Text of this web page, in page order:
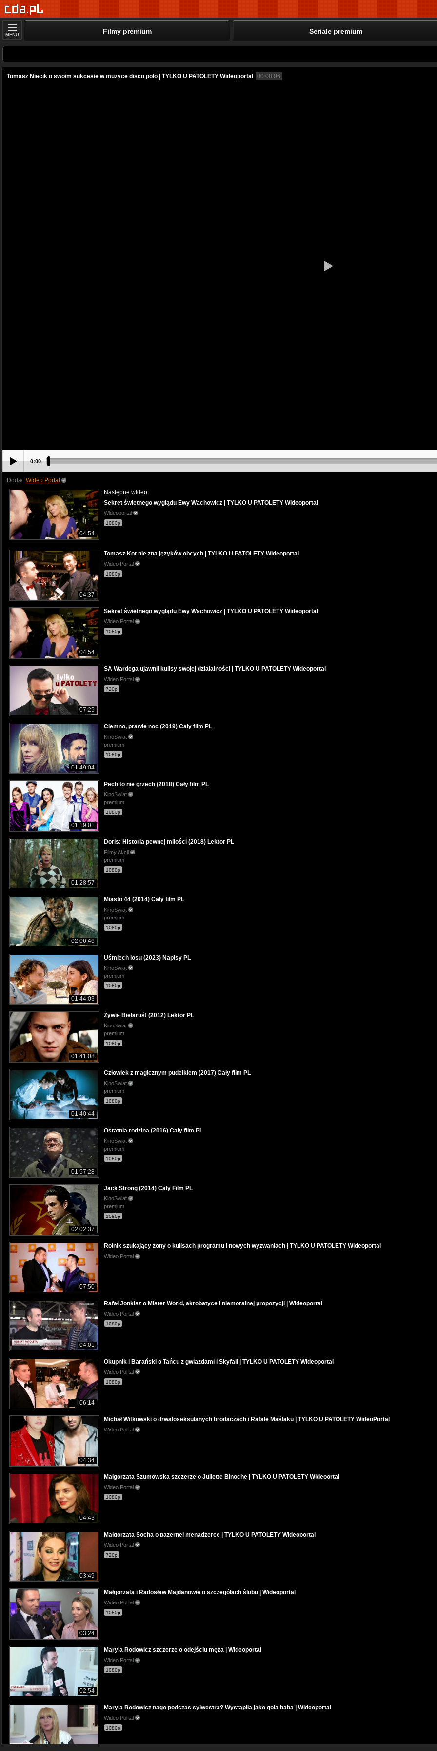
MENU Filmy premium Seriale premium
Tomasz Niecik o swoim sukcesie w muzyce disco polo | TYLKO U PATOLETY Wideoportal 00:08:06
0:00
Dodał: Wideo Portal
04:54
Następne wideo:
Sekret świetnego wyglądu Ewy Wachowicz | TYLKO U PATOLETY Wideoportal
Wideoportal
1080p
04:37
Tomasz Kot nie zna języków obcych | TYLKO U PATOLETY Wideoportal
Wideo Portal
1080p
04:54
Sekret świetnego wyglądu Ewy Wachowicz | TYLKO U PATOLETY Wideoportal
Wideo Portal
1080p
07:25
SA Wardega ujawnił kulisy swojej działalności | TYLKO U PATOLETY Wideoportal
Wideo Portal
720p
01:49:04
Ciemno, prawie noc (2019) Cały film PL
KinoSwiat
premium
1080p
01:19:01
Pech to nie grzech (2018) Cały film PL
KinoSwiat
premium
1080p
01:28:57
Doris: Historia pewnej miłości (2018) Lektor PL
Filmy Akcji
premium
1080p
02:06:46
Miasto 44 (2014) Cały film PL
KinoSwiat
premium
1080p
01:44:03
Uśmiech losu (2023) Napisy PL
KinoSwiat
premium
1080p
01:41:08
Żywie Biełaruś! (2012) Lektor PL
KinoSwiat
premium
1080p
01:40:44
Człowiek z magicznym pudełkiem (2017) Cały film PL
KinoSwiat
premium
1080p
01:57:28
Ostatnia rodzina (2016) Cały film PL
KinoSwiat
premium
1080p
02:02:37
Jack Strong (2014) Cały Film PL
KinoSwiat
premium
1080p
07:50
Rolnik szukający żony o kulisach programu i nowych wyzwaniach | TYLKO U PATOLETY Wideoportal
Wideo Portal
04:01
Rafał Jonkisz o Mister World, akrobatyce i niemoralnej propozycji | Wideoportal
Wideo Portal
1080p
06:14
Okupnik i Barański o Tańcu z gwiazdami i Skyfall | TYLKO U PATOLETY Wideoportal
Wideo Portal
1080p
04:34
Michał Witkowski o drwaloseksulanych brodaczach i Rafale Maślaku | TYLKO U PATOLETY WideoPortal
Wideo Portal
04:43
Małgorzata Szumowska szczerze o Juliette Binoche | TYLKO U PATOLETY Wideoortal
Wideo Portal
1080p
03:49
Małgorzata Socha o pazernej menadżerce | TYLKO U PATOLETY Wideoportal
Wideo Portal
720p
03:24
Małgorzata i Radosław Majdanowie o szczegółach ślubu | Wideoportal
Wideo Portal
1080p
02:54
Maryla Rodowicz szczerze o odejściu męża | Wideoportal
Wideo Portal
1080p
Maryla Rodowicz nago podczas sylwestra? Wystąpiła jako goła baba | Wideoportal
Wideo Portal
1080p